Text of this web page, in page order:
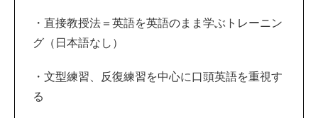
・直接教授法＝英語を英語のまま学ぶトレーニン
グ（日本語なし）
・文型練習、反復練習を中心に口頭英語を重視す
る